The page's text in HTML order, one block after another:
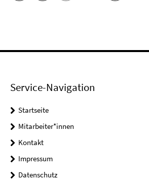
Service-Navigation
Startseite
Mitarbeiter*innen
Kontakt
Impressum
Datenschutz